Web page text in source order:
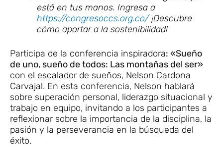
está en tus manos. Ingresa a
https://congresoccs.org.co/¡Descubre
cómo aportar a la sostenibilidad!
Participa de la conferencia inspiradora: «Sueño
de uno, sueño de todos: Las montañas del ser»
con el escalador de sueños, Nelson Cardona
Carvajal. En esta conferencia, Nelson hablará
sobre superación personal, liderazgo situacional y
trabajo en equipo, invitando a los participantes a
reflexionar sobre la importancia de la disciplina, la
pasión y la perseverancia en la búsqueda del
éxito.